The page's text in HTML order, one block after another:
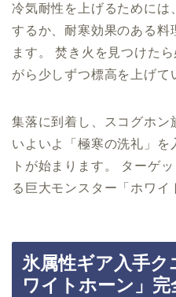
冷気耐性を上げるためには
するか、耐寒効果のある料
ます。 焚き火を見つけた
がら少しずつ標高を上げて
集落に到着し、スコグホン
いよいよ「極寒の洗礼」を
トが始まります。 ターゲ
る巨大モンスター「ホワイ
氷属性ギア入手
ワイトホーン」完